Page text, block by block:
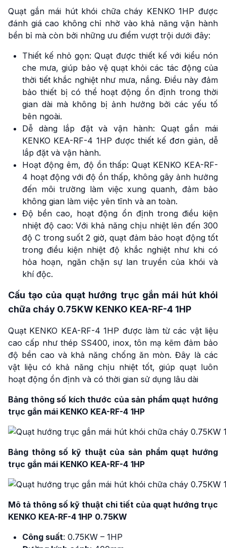
Quạt gắn mái hút khói chữa cháy KENKO 1HP được
đánh giá cao không chỉ nhờ vào khả năng vận hành
bền bỉ mà còn bởi những ưu điểm vượt trội dưới đây:
Thiết kế nhỏ gọn: Quạt được thiết kế với kiểu nón
che mưa, giúp bảo vệ quạt khỏi các tác động của
thời tiết khắc nghiệt như mưa, nắng. Điều này đảm
bảo thiết bị có thể hoạt động ổn định trong thời
gian dài mà không bị ảnh hưởng bởi các yếu tố
bên ngoài.
Dễ dàng lắp đặt và vận hành: Quạt gắn mái
KENKO KEA-RF-4 1HP được thiết kế đơn giản, dễ
lắp đặt và vận hành.
Hoạt động êm, độ ồn thấp: Quạt KENKO KEA-RF-
4 hoạt động với độ ồn thấp, không gây ảnh hưởng
đến môi trường làm việc xung quanh, đảm bảo
không gian làm việc yên tĩnh và an toàn.
Độ bền cao, hoạt động ổn định trong điều kiện
nhiệt độ cao: Với khả năng chịu nhiệt lên đến 300
độ C trong suốt 2 giờ, quạt đảm bảo hoạt động tốt
trong điều kiện nhiệt độ khắc nghiệt như khi có
hỏa hoạn, ngăn chặn sự lan truyền của khói và
khí độc.
Cấu tạo của quạt hướng trục gắn mái hút khói
chữa cháy 0.75KW KENKO KEA-RF-4 1HP
Quạt KENKO KEA-RF-4 1HP được làm từ các vật liệu
cao cấp như thép SS400, inox, tôn mạ kẽm đảm bảo
độ bền cao và khả năng chống ăn mòn. Đây là các
vật liệu có khả năng chịu nhiệt tốt, giúp quạt luôn
hoạt động ổn định và có thời gian sử dụng lâu dài
Bảng thông số kích thước của sản phẩm quạt hướng
trục gắn mái KENKO KEA-RF-4 1HP
Bảng thông số kỹ thuật của sản phẩm quạt hướng
trục gắn mái KENKO KEA-RF-4 1HP
Mô tả thông số kỹ thuật chi tiết của quạt hướng trục
KENKO KEA-RF-4 1HP 0.75KW
Công suất: 0.75KW – 1HP